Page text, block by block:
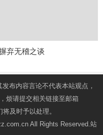
弃无稽之谈
布内容言论不代表本站观点，
烦请提交相关链接至邮箱
及时予以处理。
All Rights Reserved.站